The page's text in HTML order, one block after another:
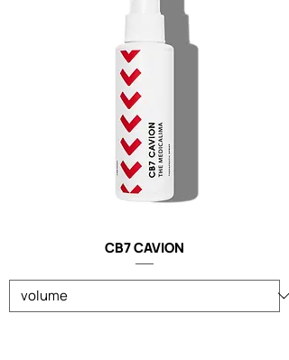
CB7 CAVION